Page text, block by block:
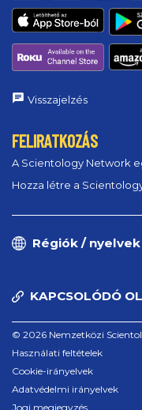
Visszajelzés
FELIRATKOZÁS
A Scientology Network
Hozza létre a
Régiók / nyelvek
KAPCSOLÓDÓ
© 2026 Nemzetközi
Használati feltételek
Cookie-irányelvek
Adatvédelmi irányelvek
Jogi megjegyzés